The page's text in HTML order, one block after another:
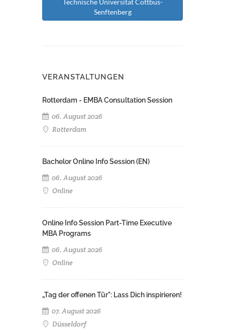
Technische Universität Cottbus-
Senftenberg
VERANSTALTUNGEN
Rotterdam - EMBA Consultation Session
06. August 2026
Rotterdam
Bachelor Online Info Session (EN)
06. August 2026
Online
Online Info Session Part-Time Executive
MBA Programs
06. August 2026
Online
„Tag der offenen Tür": Lass Dich inspirieren!
07. August 2026
Düsseldorf